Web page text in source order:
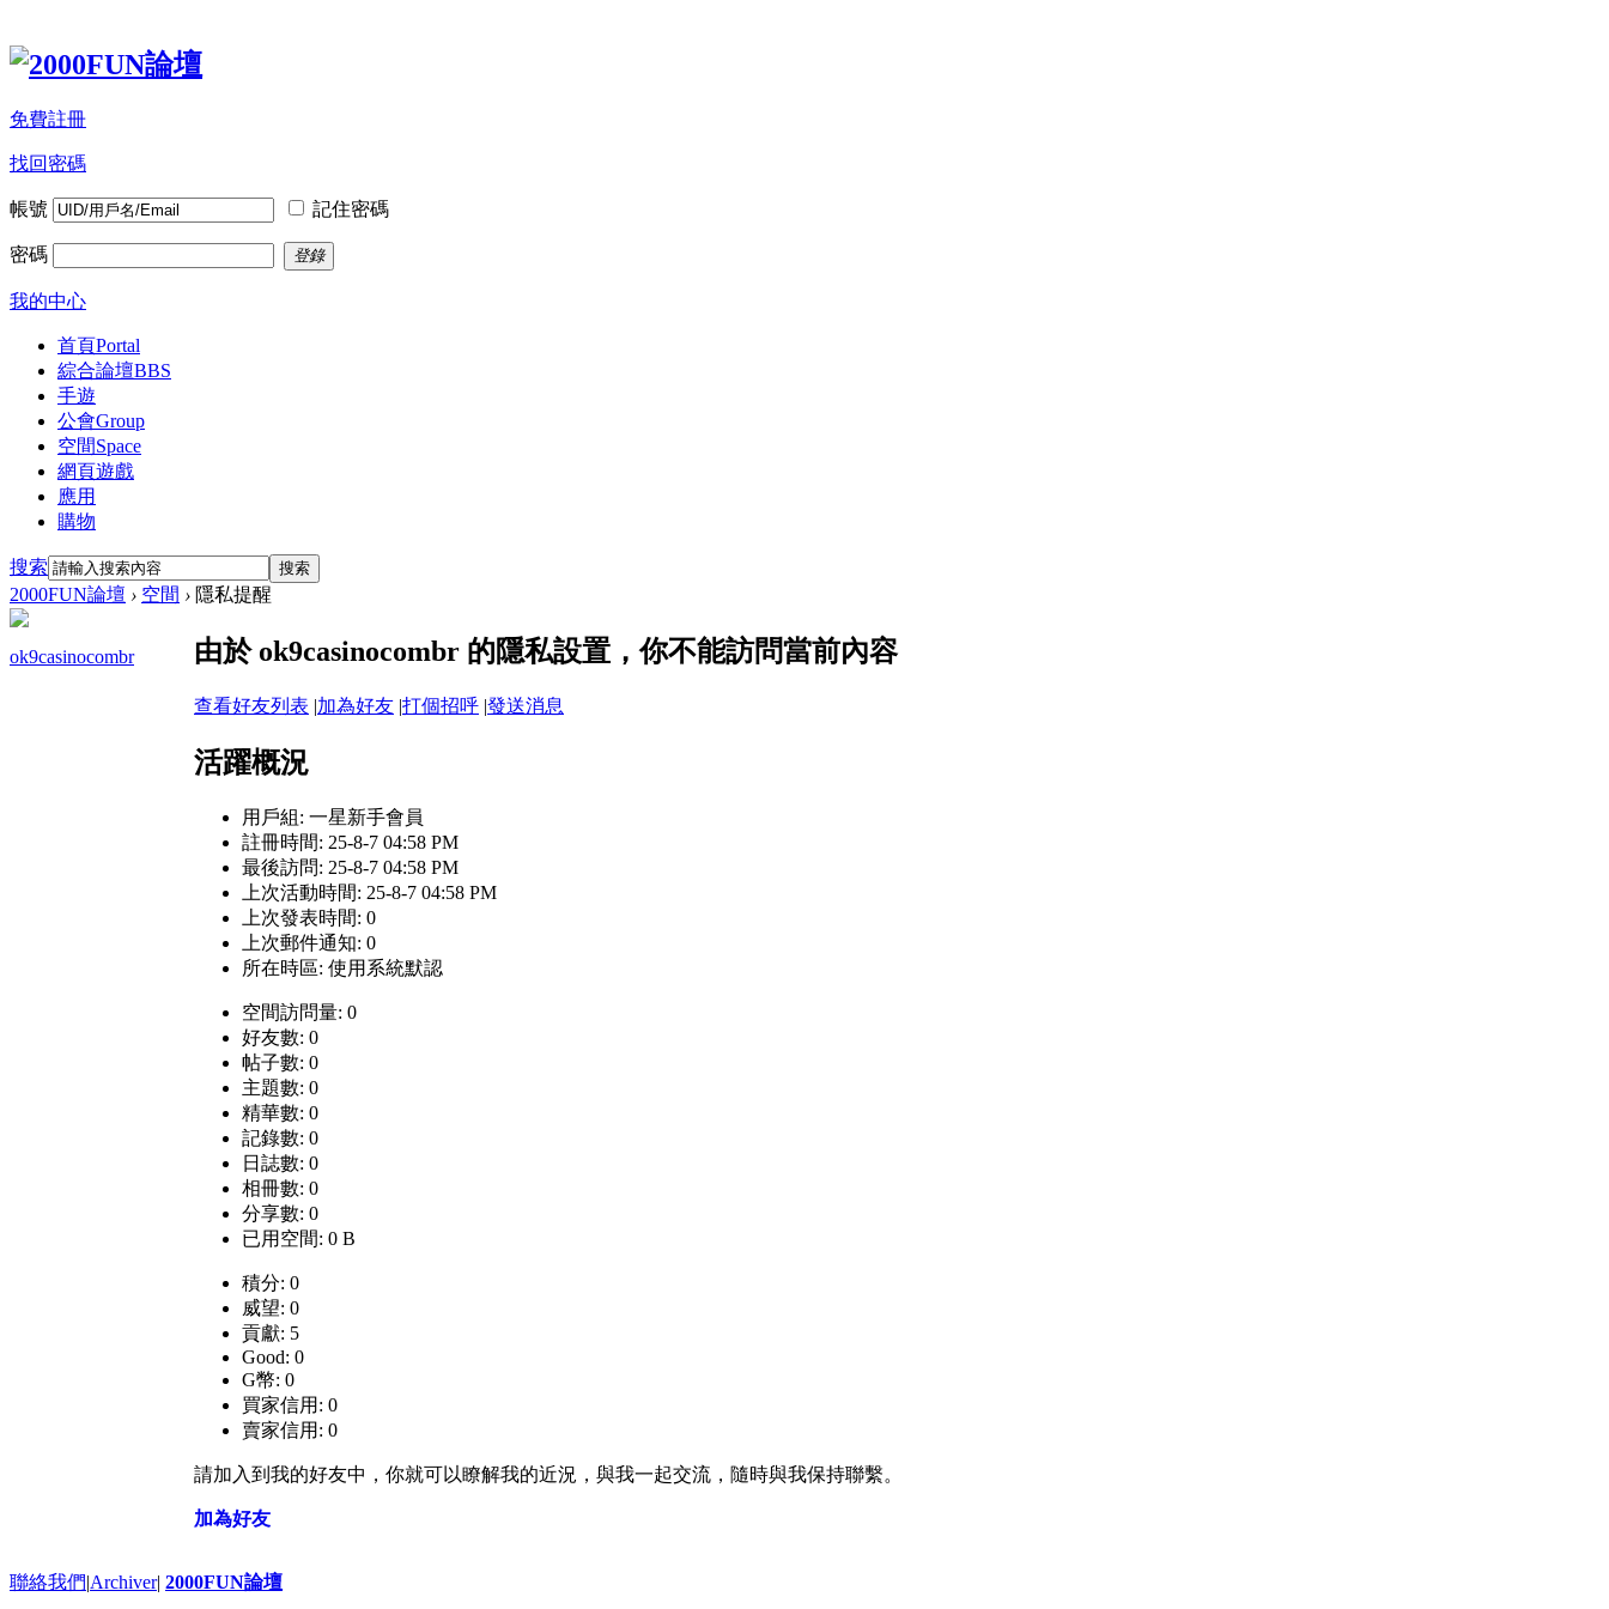
免費註冊
找回密碼
帳號 記住密碼
密碼 登錄
我的中心
首頁Portal
綜合論壇BBS
手遊
公會Group
空間Space
網頁遊戲
應用
購物
搜索 搜索
2000FUN論壇 › 空間 › 隱私提醒
ok9casinocombr 由於 ok9casinocombr 的隱私設置，你不能訪問當前內容
查看好友列表 |加為好友 |打個招呼 |發送消息
活躍概況
用戶組: 一星新手會員
註冊時間: 25-8-7 04:58 PM
最後訪問: 25-8-7 04:58 PM
上次活動時間: 25-8-7 04:58 PM
上次發表時間: 0
上次郵件通知: 0
所在時區: 使用系統默認
空間訪問量: 0
好友數: 0
帖子數: 0
主題數: 0
精華數: 0
記錄數: 0
日誌數: 0
相冊數: 0
分享數: 0
已用空間: 0 B
積分: 0
威望: 0
貢獻: 5
Good: 0
G幣: 0
買家信用: 0
賣家信用: 0
請加入到我的好友中，你就可以瞭解我的近況，與我一起交流，隨時與我保持聯繫。
加為好友
聯絡我們|Archiver| 2000FUN論壇